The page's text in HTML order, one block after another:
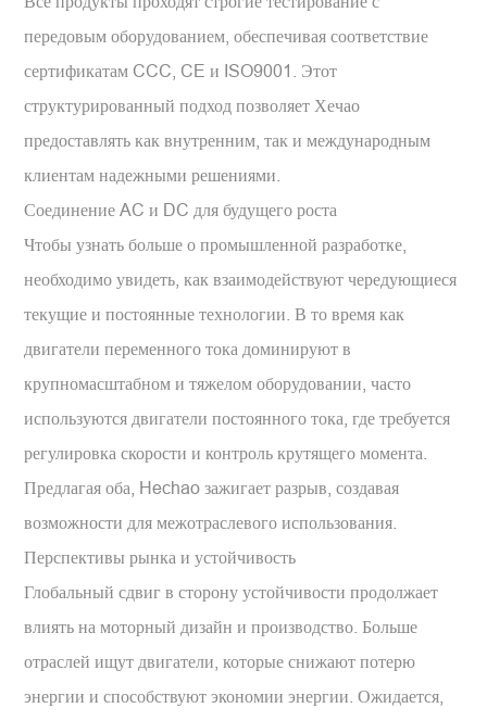
передовым оборудованием, обеспечивая соответствие
сертификатам CCC, CE и ISO9001. Этот
структурированный подход позволяет Хечао
предоставлять как внутренним, так и международным
клиентам надежными решениями.
Соединение AC и DC для будущего роста
Чтобы узнать больше о промышленной разработке,
необходимо увидеть, как взаимодействуют чередующиеся
текущие и постоянные технологии. В то время как
двигатели переменного тока доминируют в
крупномасштабном и тяжелом оборудовании, часто
используются двигатели постоянного тока, где требуется
регулировка скорости и контроль крутящего момента.
Предлагая оба, Hechao зажигает разрыв, создавая
возможности для межотраслевого использования.
Перспективы рынка и устойчивость
Глобальный сдвиг в сторону устойчивости продолжает
влиять на моторный дизайн и производство. Больше
отраслей ищут двигатели, которые снижают потерю
энергии и способствуют экономии энергии. Ожидается,